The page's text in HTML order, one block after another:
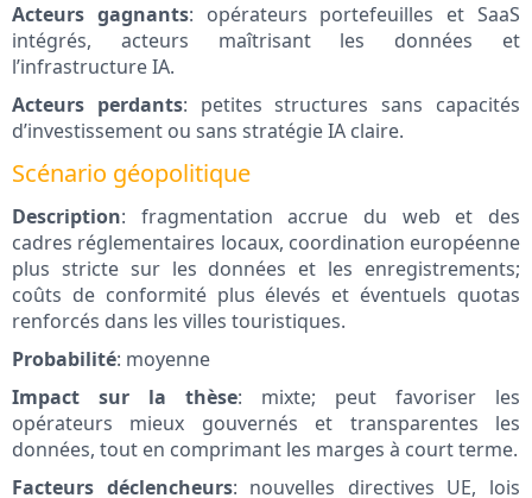
Acteurs gagnants: opérateurs portefeuilles et SaaS
intégrés, acteurs maîtrisant les données et
l’infrastructure IA.
Acteurs perdants: petites structures sans capacités
d’investissement ou sans stratégie IA claire.
Scénario géopolitique
Description: fragmentation accrue du web et des
cadres réglementaires locaux, coordination européenne
plus stricte sur les données et les enregistrements;
coûts de conformité plus élevés et éventuels quotas
renforcés dans les villes touristiques.
Probabilité: moyenne
Impact sur la thèse: mixte; peut favoriser les
opérateurs mieux gouvernés et transparentes les
données, tout en comprimant les marges à court terme.
Facteurs déclencheurs: nouvelles directives UE, lois